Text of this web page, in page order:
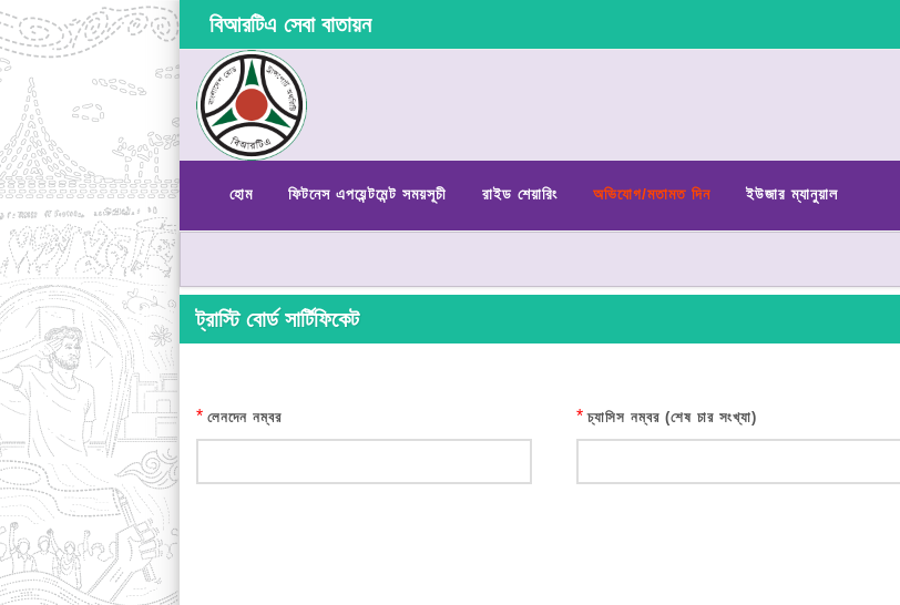
বিআরটিএ সেবা বাতায়ন
হোম ফিটনেস এপয়েন্টমেন্ট সময়সূচী রাইড শেয়ারিং অভিযোগ/মতামত দিন ইউজার ম্যানুয়াল
ট্রাস্টি বোর্ড সার্টিফিকেট
* লেনদেন নম্বর * চ্যাসিস নম্বর (শেষ চার সংখ্যা)